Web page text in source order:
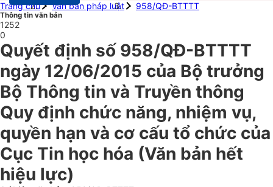
Trang chủ
Văn bản pháp luật 958/QĐ-BTTTT
Thông tin văn bản
1252
0
Quyết định số 958/QĐ-BTTTT
ngày 12/06/2015 của Bộ trưởng
Bộ Thông tin và Truyền thông
Quy định chức năng, nhiệm vụ,
quyền hạn và cơ cấu tổ chức của
Cục Tin học hóa (Văn bản hết
hiệu lực)